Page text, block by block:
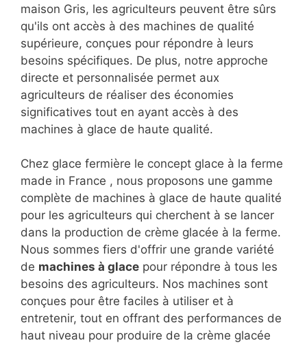
maison Gris, les agriculteurs peuvent être sûrs
qu'ils ont accès à des machines de qualité
supérieure, conçues pour répondre à leurs
besoins spécifiques. De plus, notre approche
directe et personnalisée permet aux
agriculteurs de réaliser des économies
significatives tout en ayant accès à des
machines à glace de haute qualité.
Chez glace fermière le concept glace à la ferme
made in France , nous proposons une gamme
complète de machines à glace de haute qualité
pour les agriculteurs qui cherchent à se lancer
dans la production de crème glacée à la ferme.
Nous sommes fiers d'offrir une grande variété
de machines à glace pour répondre à tous les
besoins des agriculteurs. Nos machines sont
conçues pour être faciles à utiliser et à
entretenir, tout en offrant des performances de
haut niveau pour produire de la crème glacée